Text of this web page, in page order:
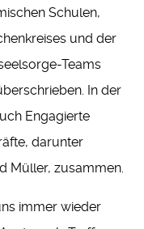
Schulen,
und der
Teams
In der
Engagierte
darunter
Müller, zusammen.
immer wieder